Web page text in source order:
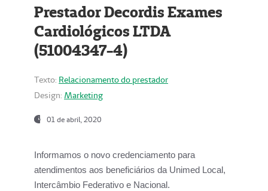
Prestador Decordis Exames
Cardiológicos LTDA
(51004347-4)
Texto: Relacionamento do prestador
Design: Marketing
01 de abril, 2020
Informamos o novo credenciamento para
atendimentos aos beneficiários da Unimed Local,
Intercâmbio Federativo e Nacional.